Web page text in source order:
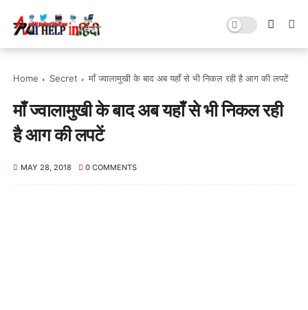
Home Secret माँ ज्वालामुखी के बाद अब यहाँ से भी निकल रही है आग की लपटें
माँ ज्वालामुखी के बाद अब यहाँ से भी निकल रही
है आग की लपटें
MAY 28, 2018 0 COMMENTS